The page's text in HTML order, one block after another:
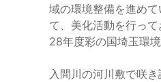
域の環境整備を進め
て、美化活動を行っ
28年度彩の国埼玉環
入間川の河川敷で咲